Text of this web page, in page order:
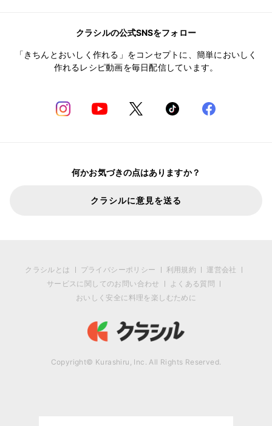
クラシルの公式SNSをフォロー
「きちんとおいしく作れる」をコンセプトに、簡単においしく
作れるレシピ動画を毎日配信しています。
何かお気づきの点はありますか？
クラシルに意見を送る
クラシルとは プライバシーポリシー 利用規約
運営会社
サービスに関してのお問い合わせ
よくある質問
おいしく安全に料理を楽しむために
Copyright© Kurashiru, Inc. All Rights Reserved.